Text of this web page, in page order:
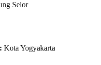
Selor
Kota Yogyakarta